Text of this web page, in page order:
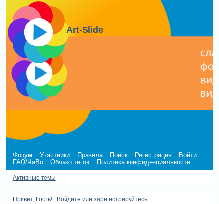
Art-Slide
Форум Участники Правила Поиск Регистрация
Войти
FAQ/ЧаВо
Облако тегов Политика конфиденциальности
Активные темы
Привет, Гость! Войдите или зарегистрируйтесь.